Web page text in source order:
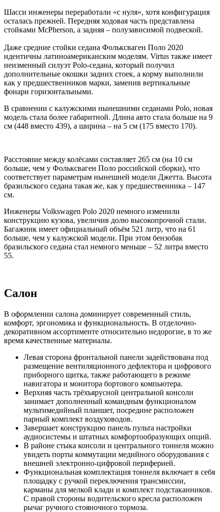
Шасси инженеры переработали «с нуля», хотя конфигурация
осталась прежней. Передняя ходовая часть представлена
стойками McPherson, а задняя – полузависимой подвеской.
Даже средние стойки седана Фольксваген Поло 2020
идентичны латиноамериканским моделям. Virtus также имеет
неизменный силуэт Polo-седана, который получил
дополнительные окошки задних стоек, а корму выполнили
как у предшественников марки, заменив вертикальные
фонари горизонтальными.
В сравнении с калужскими нынешними седанами Polo, новая
модель стала более габаритной. Длина авто стала больше на 9
см (448 вместо 439), а ширина – на 5 см (175 вместо 170).
Расстояние между колёсами составляет 265 см (на 10 см
больше, чем у Фольксваген Поло российской сборки), что
соответствует параметрам нынешней модели Джетта. Высота
бразильского седана такая же, как у предшественника – 147
см.
Инженеры Volkswagen Polo 2020 немного изменили
конструкцию кузова, увеличив долю высокопрочной стали.
Багажник имеет официальный объём 521 литр, что на 61
больше, чем у калужской модели. При этом бензобак
бразильского седана стал немного меньше – 52 литра вместо
55.
Салон
В оформлении салона доминирует современный стиль,
комфорт, эргономика и функциональность. В отделочно-
декоративном ассортименте относительно недорогие, в то же
время качественные материалы.
Левая сторона фронтальной панели задействована под
размещение вентиляционного дефлектора и цифрового
приборного щитка, также работающего в режиме
навигатора и монитора бортового компьютера.
Верхняя часть трёхъярусной центральной консоли
занимает дополненный командным функционалом
мультимедийный планшет, посредине расположен
парный комплект воздуховодов.
Завершает конструкцию панель пульта настройки
аудиосистемы и штатных комфортообразующих опций.
В районе стыка консоли и центрального тоннеля можно
увидеть порты коммутации медийного оборудования с
внешней электронно-цифровой периферией.
Функциональная комплектация тоннеля включает в себя
площадку с ручкой переключения трансмиссии,
карманы для мелкой клади и комплект подстаканников.
С правой стороны водительского кресла расположен
рычаг ручного стояночного тормоза.